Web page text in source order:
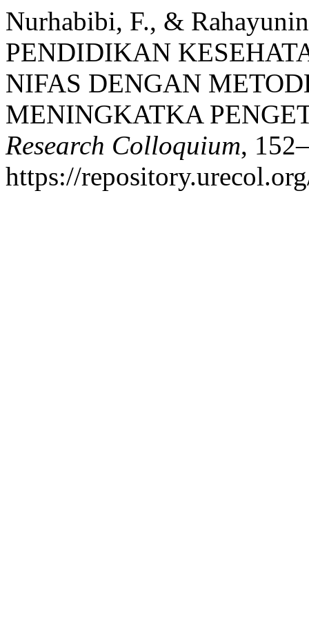
Nurhabibi, F., &
PENDIDIKAN
NIFAS DENGAN
MENINGKATKA
Research Colloquium,
https://